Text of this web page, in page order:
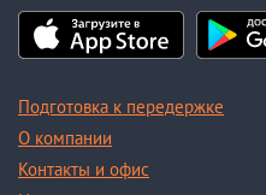
Подготовка к передержке
О компании
Контакты и офис